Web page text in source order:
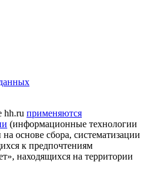
hh.ru применяются
(информационные технологии
основе сбора, систематизации
к предпочтениям
находящихся на территории